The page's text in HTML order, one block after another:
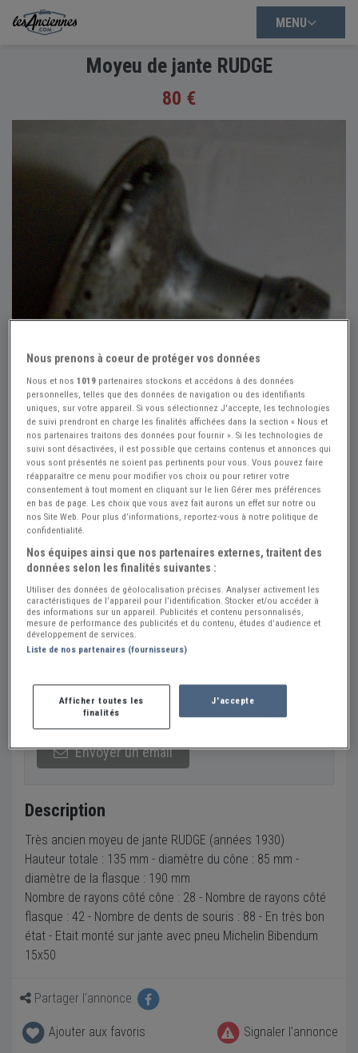
MENU
Moyeu de jante RUDGE
80 €
Réf : A180050
Moyeu de jante RUDGE
80 €
Vendeur Particulier
Voir le téléphone
Envoyer un email
Description
Très ancien moyeu de jante RUDGE (années 1930)
Hauteur totale : 135 mm - diamètre du cône : 85 mm -
diamètre de la flasque : 190 mm
Nombre de rayons côté cône : 28 - Nombre de rayons côté
flasque : 42 - Nombre de dents de souris : 88 - En très bon
état - Etait monté sur jante avec pneu Michelin Bibendum
15x50
Partager l'annonce
Ajouter aux favoris
Signaler l'annonce
Nous prenons à coeur de protéger vos données
Nous et nos1019 partenaires stockons et accédons à des données
personnelles, telles que des données de navigation ou des identifiants
uniques, sur votre appareil. Si vous sélectionnez J'accepte, les technologies
de suivi prendront en charge les finalités affichées dans la section « Nous et
nos partenaires traitons des données pour fournir ». Si les technologies de
suivi sont désactivées, il est possible que certains contenus et annonces qui
vous sont présentés ne soient pas pertinents pour vous. Vous pouvez faire
réapparaître ce menu pour modifier vos choix ou pour retirer votre
consentement à tout moment en cliquant sur le lien Gérer mes préférences
en bas de page. Les choix que vous avez fait aurons un effet sur notre ou
nos Site Web. Pour plus d’informations, reportez-vous à notre politique de
confidentialité.
Nos équipes ainsi que nos partenaires externes, traitent des
données selon les finalités suivantes :
Utiliser des données de géolocalisation précises. Analyser activement les
caractéristiques de l’appareil pour l’identification. Stocker et/ou accéder à
des informations sur un appareil. Publicités et contenu personnalisés,
mesure de performance des publicités et du contenu, études d’audience et
développement de services.
Liste de nos partenaires (fournisseurs)
Afficher toutes les
finalités
J'accepte